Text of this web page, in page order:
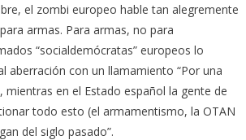
el zombi europeo hable tan alegremente
armas. Para armas, no para
“socialdemócratas” europeos lo
aberración con un llamamiento “Por una
mientras en el Estado español la gente de
todo esto (el armamentismo, la OTAN
del siglo pasado”.